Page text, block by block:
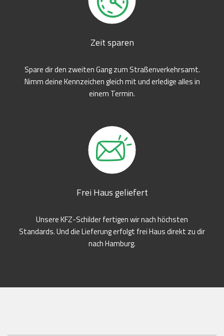
Zeit sparen
Spare dir den zweiten Gang zum Straßenverkehrsamt.
Nimm deine Kennzeichen gleich mit und erledige alles in
einem Termin.
Frei Haus geliefert
Unsere KFZ-Schilder fertigen wir nach höchsten
Standards. Und die Lieferung erfolgt frei Haus direkt zu dir
nach Hamburg.